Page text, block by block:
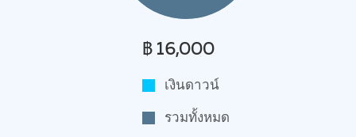
฿ 16,000
เงินดาวน์
รวมทั้งหมด